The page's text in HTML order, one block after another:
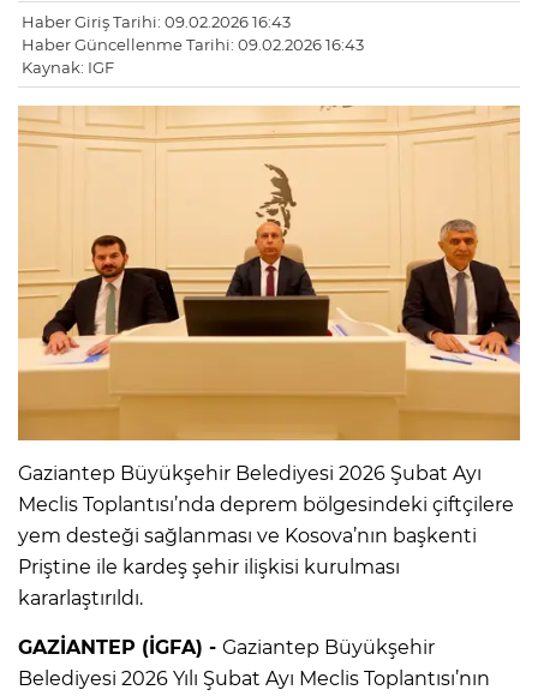
Haber Giriş Tarihi: 09.02.2026 16:43
Haber Güncellenme Tarihi: 09.02.2026 16:43
Kaynak: IGF
Gaziantep Büyükşehir Belediyesi 2026 Şubat Ayı
Meclis Toplantısı’nda deprem bölgesindeki çiftçilere
yem desteği sağlanması ve Kosova’nın başkenti
Priştine ile kardeş şehir ilişkisi kurulması
kararlaştırıldı.
GAZİANTEP (İGFA) - Gaziantep Büyükşehir
Belediyesi 2026 Yılı Şubat Ayı Meclis Toplantısı’nın